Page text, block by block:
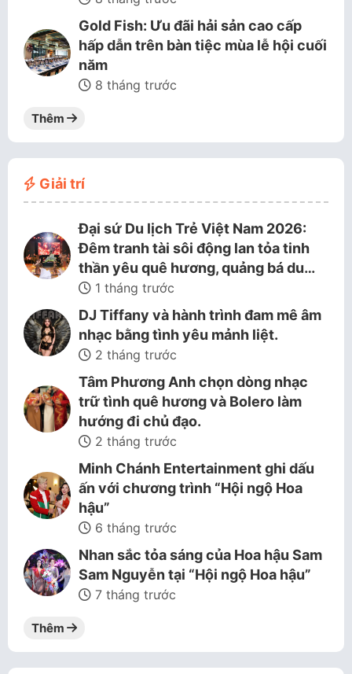
Gold Fish: Ưu đãi hải sản cao cấp
hấp dẫn trên bàn tiệc mùa lễ hội cuối
năm
8 tháng trước
Thêm
Giải trí
Đại sứ Du lịch Trẻ Việt Nam 2026:
Đêm tranh tài sôi động lan tỏa tinh
thần yêu quê hương, quảng bá du…
1 tháng trước
DJ Tiffany và hành trình đam mê âm
nhạc bằng tình yêu mảnh liệt.
2 tháng trước
Tâm Phương Anh chọn dòng nhạc
trữ tình quê hương và Bolero làm
hướng đi chủ đạo.
2 tháng trước
Minh Chánh Entertainment ghi dấu
ấn với chương trình “Hội ngộ Hoa
hậu”
6 tháng trước
Nhan sắc tỏa sáng của Hoa hậu Sam
Sam Nguyễn tại “Hội ngộ Hoa hậu”
7 tháng trước
Thêm